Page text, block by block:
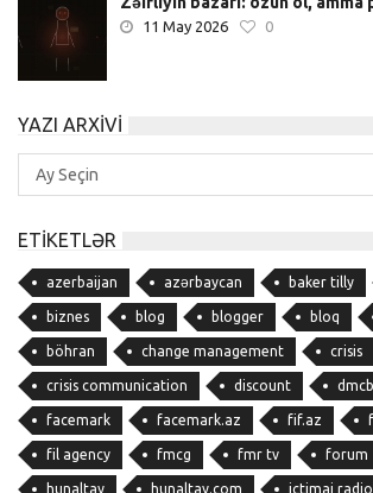
11 May 2026 0
YAZI ARXIVI
Yazı
Arxivi
ETIKETLƏR
azerbaijan azərbaycan baker tilly
biznes blog blogger bloq
böhran change management crisis
crisis communication discount
facemark facemark.az fif.az
fil agency fmcg fmr tv forum
hunaltay hunaltay.com ictimai radio